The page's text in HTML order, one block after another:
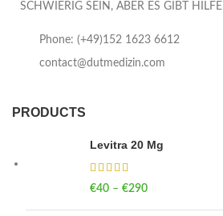
SCHWIERIG SEIN, ABER ES GIBT HILFE
Phone: (+49)152 1623 6612
contact@dutmedizin.com
PRODUCTS
Levitra 20 Mg
€40 – €290